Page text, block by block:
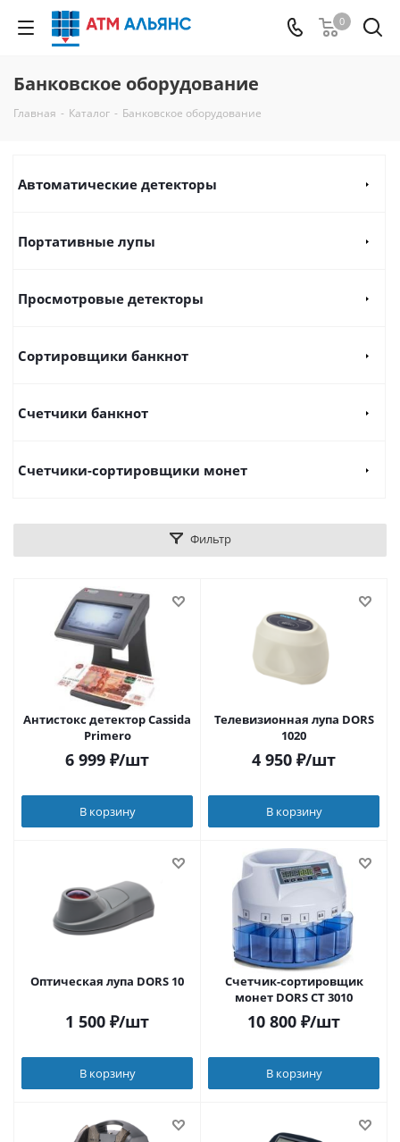
0
Банковское оборудование
Главная - Каталог - Банковское оборудование
Автоматические детекторы
Портативные лупы
Просмотровые детекторы
Сортировщики банкнот
Счетчики банкнот
Счетчики-сортировщики монет
Фильтр
Антистокс детектор Cassida
Primero
6 999 ₽/шт
В корзину
Телевизионная лупа DORS
1020
4 950 ₽/шт
В корзину
Оптическая лупа DORS 10
1 500 ₽/шт
В корзину
Счетчик-сортировщик
монет DORS CT 3010
10 800 ₽/шт
В корзину